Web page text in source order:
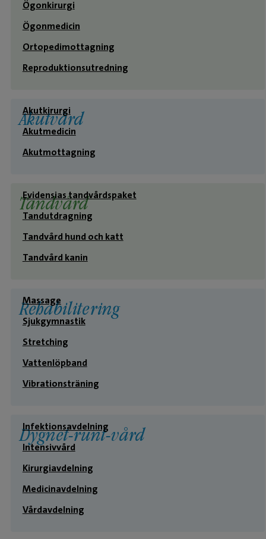
Ögonkirurgi
Ögonmedicin
Ortopedimottagning
Reproduktionsutredning
Akutvård
Akutkirurgi
Akutmedicin
Akutmottagning
Tandvård
Evidensias tandvårdspaket
Tandutdragning
Tandvård hund och katt
Tandvård kanin
Rehabilitering
Massage
Sjukgymnastik
Stretching
Vattenlöpband
Vibrationsträning
Dygnet-runt-vård
Infektionsavdelning
Intensivvård
Kirurgiavdelning
Medicinavdelning
Vårdavdelning